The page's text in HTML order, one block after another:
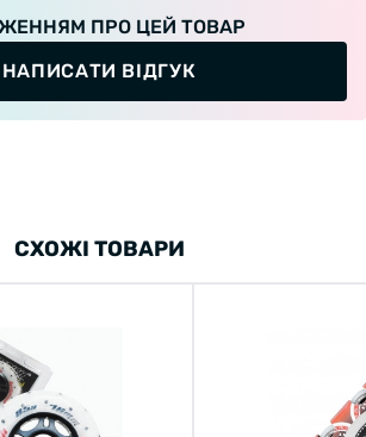
ПРО ЦЕЙ ТОВАР
НАПИСАТИ ВІДГУК
СХОЖІ ТОВАРИ